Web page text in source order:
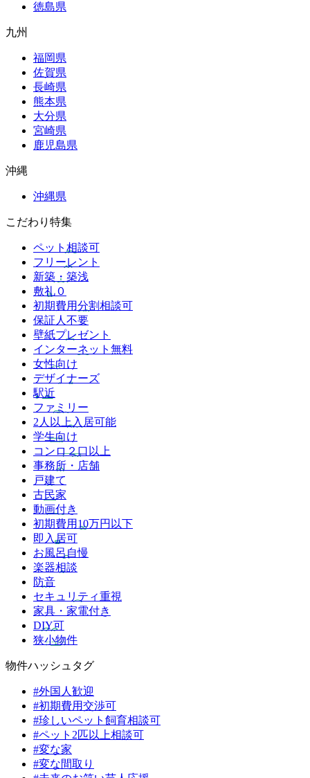
徳島県
九州
福岡県
佐賀県
長崎県
熊本県
大分県
宮崎県
鹿児島県
沖縄
沖縄県
こだわり特集
ペット相談可
フリーレント
新築・築浅
敷礼０
初期費用分割相談可
保証人不要
壁紙プレゼント
インターネット無料
女性向け
デザイナーズ
駅近
ファミリー
2人以上入居可能
学生向け
コンロ２口以上
事務所・店舗
戸建て
古民家
動画付き
初期費用10万円以下
即入居可
お風呂自慢
楽器相談
防音
セキュリティ重視
家具・家電付き
DIY可
狭小物件
物件ハッシュタグ
#外国人歓迎
#初期費用交渉可
#珍しいペット飼育相談可
#ペット2匹以上相談可
#変な家
#変な間取り